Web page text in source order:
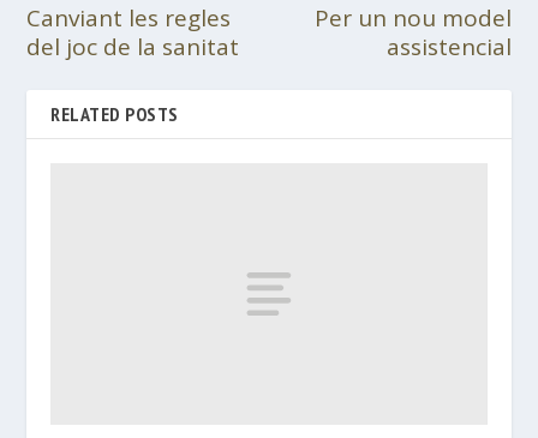
Canviant les regles
del joc de la sanitat
Per un nou model
assistencial
RELATED POSTS